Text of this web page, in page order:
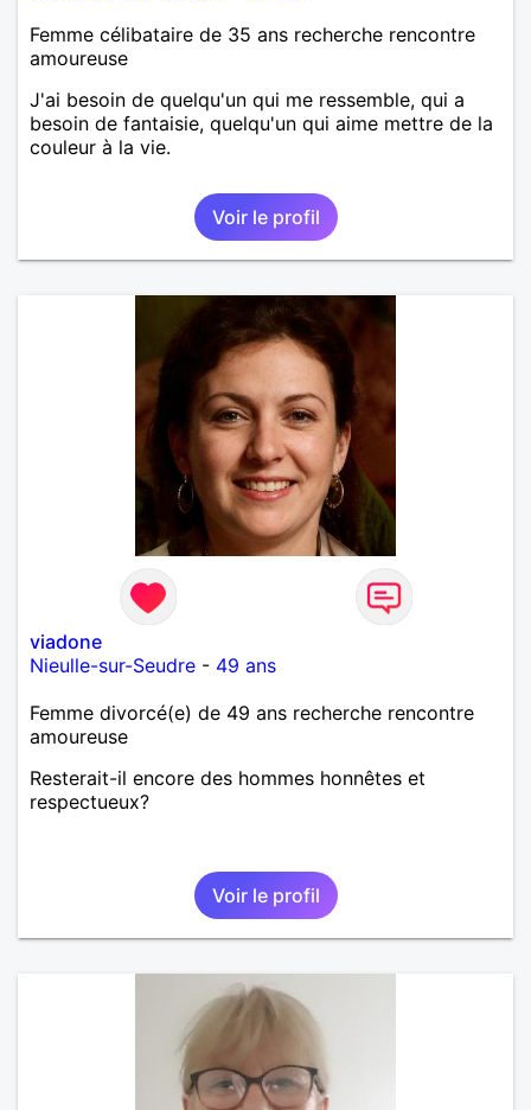
Femme célibataire de 35 ans recherche rencontre
amoureuse
J'ai besoin de quelqu'un qui me ressemble, qui a
besoin de fantaisie, quelqu'un qui aime mettre de la
couleur à la vie.
Voir le profil
viadone
Nieulle-sur-Seudre - 49 ans
Femme divorcé(e) de 49 ans recherche rencontre
amoureuse
Resterait-il encore des hommes honnêtes et
respectueux?
Voir le profil